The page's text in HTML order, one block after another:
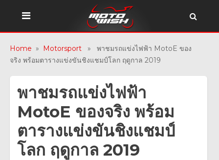
Home » Motorsport » พาชมรถแข่งไฟฟ้า MotoE ของ
จริง พร้อมตารางแข่งขันชิงแชมป์โลก ฤดูกาล 2019
พาชมรถแข่งไฟฟ้า
MotoE ของจริง พร้อม
ตารางแข่งขันชิงแชมป์
โลก ฤดูกาล 2019